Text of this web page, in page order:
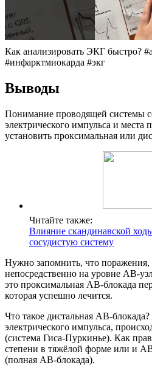
Как анализировать ЭКГ быстро?
#инфарктмиокарда #экг
Выводы
Понимание проводящей системы
электрического импульса и места
установить проксимальная или
Читайте также:
Влияние скандинавской
сосудистую систему
Нужно запомнить, что поражения,
непосредственно на уровне АВ-
это проксимальная АВ-блокада
которая успешно лечится.
Что такое дистальная АВ-
электрического импульса,
(система Гиса-Пуркинье). Как
степени в тяжёлой форме или и
(полная АВ-блокада).